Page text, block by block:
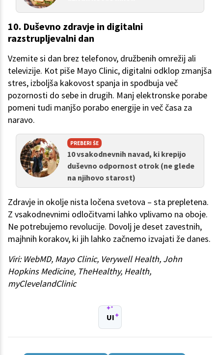
10. Duševno zdravje in digitalni
razstrupljevalni dan
Vzemite si dan brez telefonov, družbenih omrežij ali
televizije. Kot piše Mayo Clinic, digitalni odklop zmanjša
stres, izboljša kakovost spanja in spodbuja več
pozornosti do sebe in drugih. Manj elektronske porabe
pomeni tudi manjšo porabo energije in več časa za
naravo.
PREBERI ŠE
10 vsakodnevnih navad, ki krepijo
duševno odpornost otrok (ne glede
na njihovo starost)
Zdravje in okolje nista ločena svetova – sta prepletena.
Z vsakodnevnimi odločitvami lahko vplivamo na oboje.
Ne potrebujemo revolucije. Dovolj je deset zavestnih,
majhnih korakov, ki jih lahko začnemo izvajati že danes.
Viri: WebMD, Mayo Clinic, Verywell Health, John
Hopkins Medicine, TheHealthy, Health,
myClevelandClinic
UI